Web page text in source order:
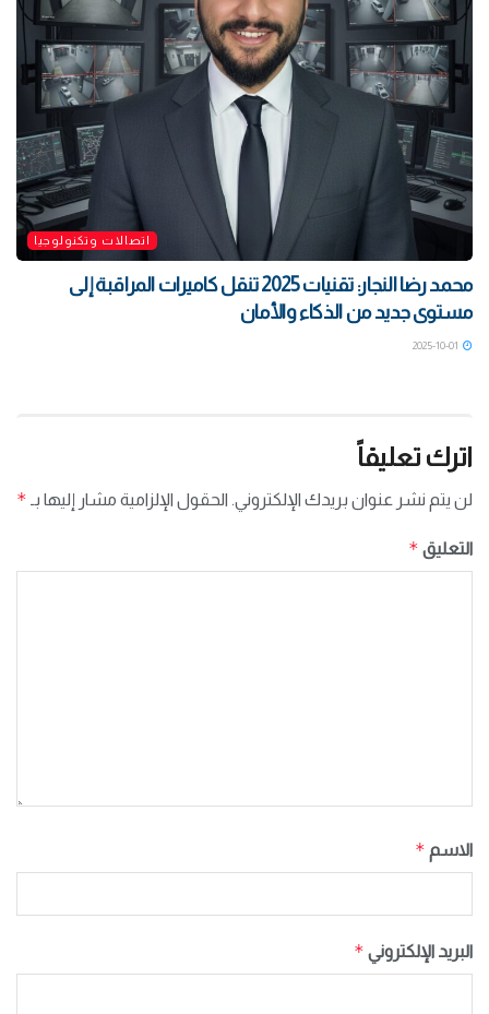
اتصالات وتكنولوجيا
محمد رضا النجار: تقنيات 2025 تنقل كاميرات المراقبة إلى
مستوى جديد من الذكاء والأمان
اترك تعليقاً
لن يتم نشر عنوان بريدك الإلكتروني. الحقول الإلزامية مشار إليها بـ *
التعليق *
الاسم *
البريد الإلكتروني *